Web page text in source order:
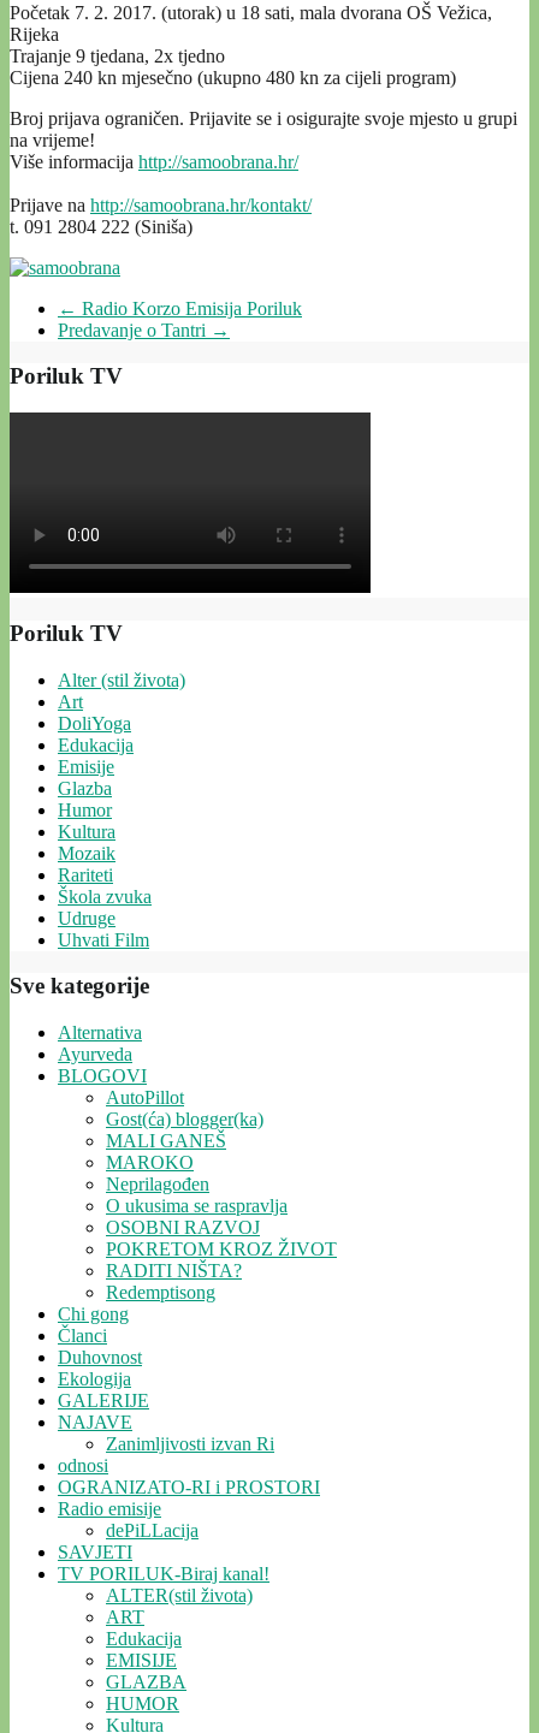
Početak 7. 2. 2017. (utorak) u 18 sati, mala dvorana OŠ Vežica,
Rijeka
Trajanje 9 tjedana, 2x tjedno
Cijena 240 kn mjesečno (ukupno 480 kn za cijeli program)
Broj prijava ograničen. Prijavite se i osigurajte svoje mjesto u grupi
na vrijeme!
Više informacija http://samoobrana.hr/
Prijave na http://samoobrana.hr/kontakt/
t. 091 2804 222 (Siniša)
← Radio Korzo Emisija Poriluk
Predavanje o Tantri →
Poriluk TV
Poriluk TV
Alter (stil života)
Art
DoliYoga
Edukacija
Emisije
Glazba
Humor
Kultura
Mozaik
Rariteti
Škola zvuka
Udruge
Uhvati Film
Sve kategorije
Alternativa
Ayurveda
BLOGOVI
AutoPillot
Gost(ća) blogger(ka)
MALI GANEŠ
MAROKO
Neprilagođen
O ukusima se raspravlja
OSOBNI RAZVOJ
POKRETOM KROZ ŽIVOT
RADITI NIŠTA?
Redemptisong
Chi gong
Članci
Duhovnost
Ekologija
GALERIJE
NAJAVE
Zanimljivosti izvan Ri
odnosi
OGRANIZATO-RI i PROSTORI
Radio emisije
dePiLLacija
SAVJETI
TV PORILUK-Biraj kanal!
ALTER(stil života)
ART
Edukacija
EMISIJE
GLAZBA
HUMOR
Kultura